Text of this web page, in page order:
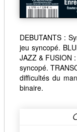
DEBUTANTS :
jeu syncopé.
JAZZ & FUSION
syncopé.
difficultés du
binaire.